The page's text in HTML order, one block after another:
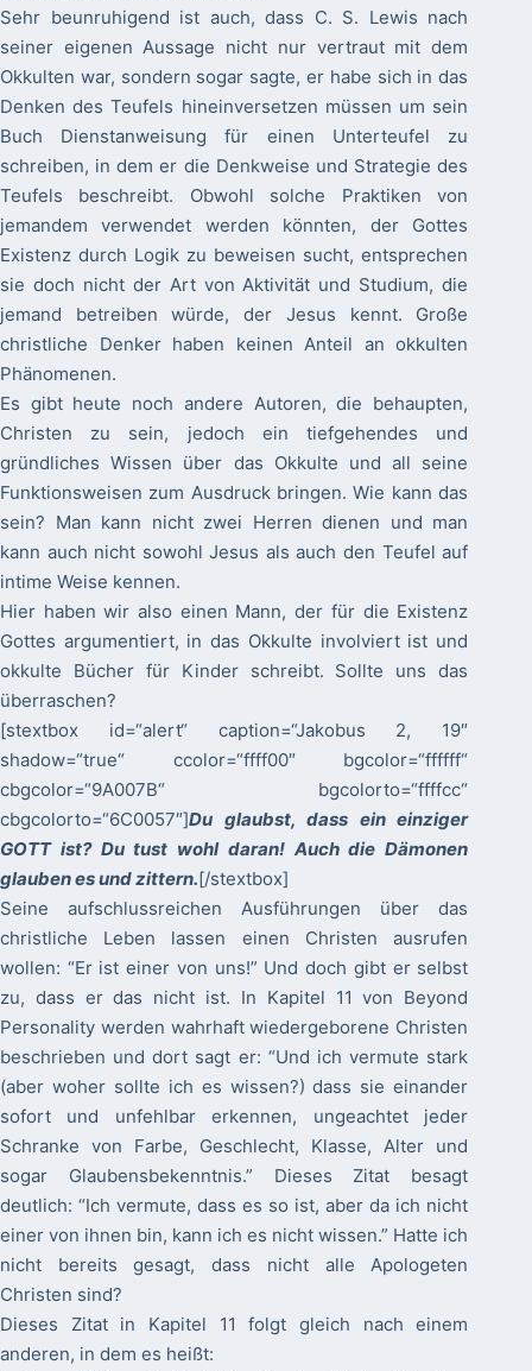
Sehr beunruhigend ist auch, dass C. S. Lewis nach
seiner eigenen Aussage nicht nur vertraut mit dem
Okkulten war, sondern sogar sagte, er habe sich in das
Denken des Teufels hineinversetzen müssen um sein
Buch Dienstanweisung für einen Unterteufel zu
schreiben, in dem er die Denkweise und Strategie des
Teufels beschreibt. Obwohl solche Praktiken von
jemandem verwendet werden könnten, der Gottes
Existenz durch Logik zu beweisen sucht, entsprechen
sie doch nicht der Art von Aktivität und Studium, die
jemand betreiben würde, der Jesus kennt. Große
christliche Denker haben keinen Anteil an okkulten
Phänomenen.
Es gibt heute noch andere Autoren, die behaupten,
Christen zu sein, jedoch ein tiefgehendes und
gründliches Wissen über das Okkulte und all seine
Funktionsweisen zum Ausdruck bringen. Wie kann das
sein? Man kann nicht zwei Herren dienen und man
kann auch nicht sowohl Jesus als auch den Teufel auf
intime Weise kennen.
Hier haben wir also einen Mann, der für die Existenz
Gottes argumentiert, in das Okkulte involviert ist und
okkulte Bücher für Kinder schreibt. Sollte uns das
überraschen?
[stextbox id=“alert“ caption=“Jakobus 2, 19″
shadow=“true“ ccolor=“ffff00″ bgcolor=“ffffff“
cbgcolor=“9A007B“ bgcolorto=“ffffcc“
cbgcolorto=“6C0057″]Du glaubst, dass ein einziger
GOTT ist? Du tust wohl daran! Auch die Dämonen
glauben es und zittern.[/stextbox]
Seine aufschlussreichen Ausführungen über das
christliche Leben lassen einen Christen ausrufen
wollen: “Er ist einer von uns!” Und doch gibt er selbst
zu, dass er das nicht ist. In Kapitel 11 von Beyond
Personality werden wahrhaft wiedergeborene Christen
beschrieben und dort sagt er: “Und ich vermute stark
(aber woher sollte ich es wissen?) dass sie einander
sofort und unfehlbar erkennen, ungeachtet jeder
Schranke von Farbe, Geschlecht, Klasse, Alter und
sogar Glaubensbekenntnis.” Dieses Zitat besagt
deutlich: “Ich vermute, dass es so ist, aber da ich nicht
einer von ihnen bin, kann ich es nicht wissen.” Hatte ich
nicht bereits gesagt, dass nicht alle Apologeten
Christen sind?
Dieses Zitat in Kapitel 11 folgt gleich nach einem
anderen, in dem es heißt: